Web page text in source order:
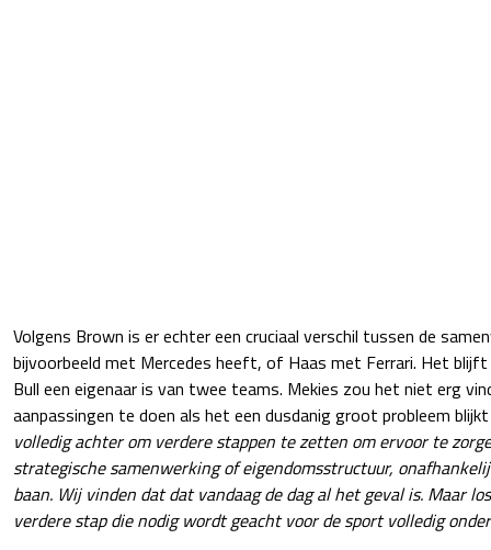
Volgens Brown is er echter een cruciaal verschil tussen de
bijvoorbeeld met Mercedes heeft, of Haas met Ferrari. Het
Bull een eigenaar is van twee teams. Mekies zou het niet erg
aanpassingen te doen als het een dusdanig groot probleem
volledig achter om verdere stappen te zetten om ervoor te
strategische samenwerking of eigendomsstructuur,
baan. Wij vinden dat dat vandaag de dag al het geval is. Maar
verdere stap die nodig wordt geacht voor de sport volledig